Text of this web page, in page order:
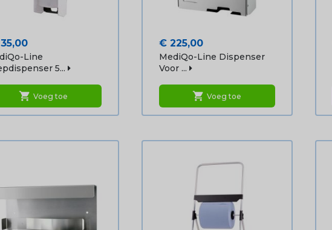
Line
5...
shopping_cart Voeg toe
Prijs
€ 225,00
MediQo-Line Dispenser
Voor ...
shopping_cart Voeg toe